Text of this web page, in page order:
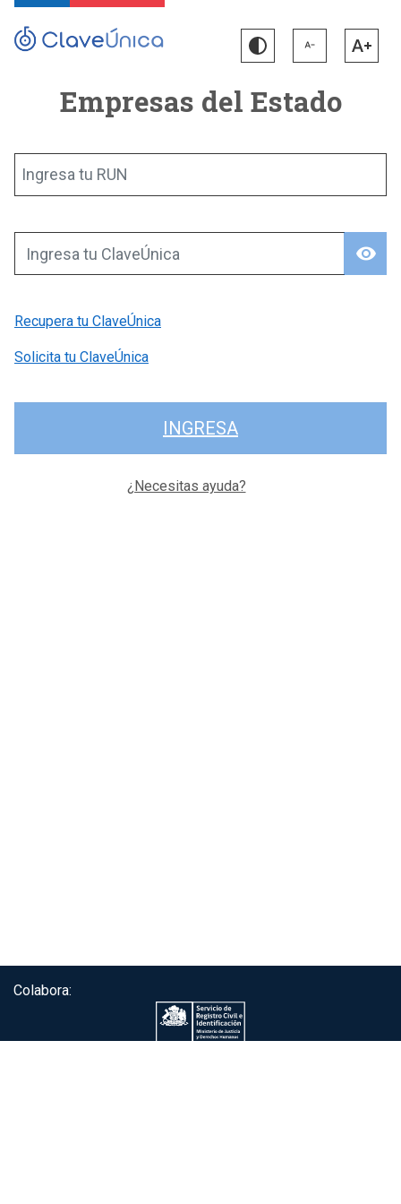
Empresas del Estado
Ingresa tu RUN
visibility
Ingresa tu ClaveÚnica
Recupera tu ClaveÚnica
Solicita tu ClaveÚnica
INGRESA
¿Necesitas ayuda?
Colabora: